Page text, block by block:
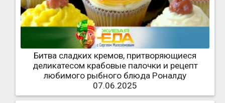
Битва сладких кремов, притворяющиеся
деликатесом крабовые палочки и рецепт
любимого рыбного блюда Роналду
07.06.2025